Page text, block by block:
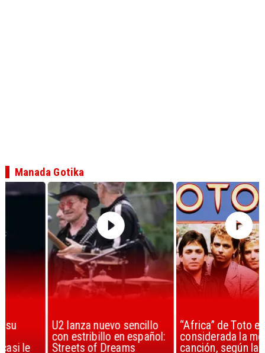
U2 lanza nuevo sencillo
con estribillo en español:
Streets of Dreams
“Africa” de Toto es
considerada la mejor
canción, según la ciencia
Manada Gotika